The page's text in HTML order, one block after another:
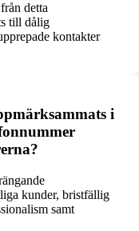
detta
till dålig
kontakter
i
kunder, bristfällig
samt